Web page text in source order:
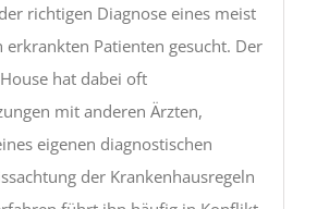
richtigen Diagnose eines meist
erkrankten Patienten gesucht. Der
hat dabei oft
mit anderen Ärzten,
eigenen diagnostischen
der Krankenhausregeln